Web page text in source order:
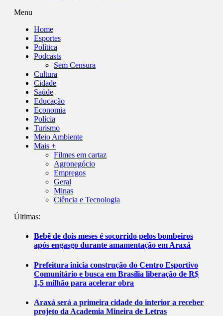
Menu
Home
Esportes
Política
Podcasts
Sem Censura
Cultura
Cidade
Saúde
Educação
Economia
Polícia
Turismo
Meio Ambiente
Mais +
Filmes em cartaz
Agronegócio
Empregos
Geral
Minas
Ciência e Tecnologia
Últimas:
Bebê de dois meses é socorrido pelos bombeiros
após engasgo durante amamentação em Araxá
Prefeitura inicia construção do Centro Esportivo
Comunitário e busca em Brasília liberação de R$
1,5 milhão para acelerar obra
Araxá será a primeira cidade do interior a receber
projeto da Academia Mineira de Letras